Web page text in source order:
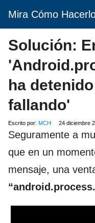
Mira Cómo
Solución:
ha
fallando'
Escrito por: MCH 24 diciembre
Seguramente a
que en un
mensaje, una